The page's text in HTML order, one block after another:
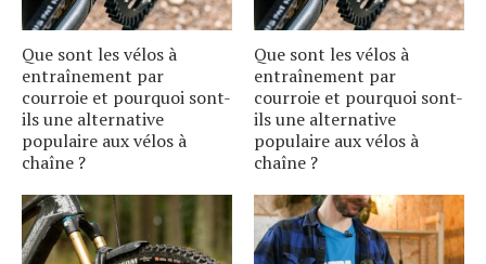
Que sont les vélos à
entraînement par
courroie et pourquoi sont-
ils une alternative
populaire aux vélos à
chaîne ?
Que sont les vélos à
entraînement par
courroie et pourquoi sont-
ils une alternative
populaire aux vélos à
chaîne ?